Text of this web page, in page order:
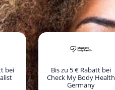
bei
Bis zu 5 € Rabatt bei
Check My Body Health
Germany